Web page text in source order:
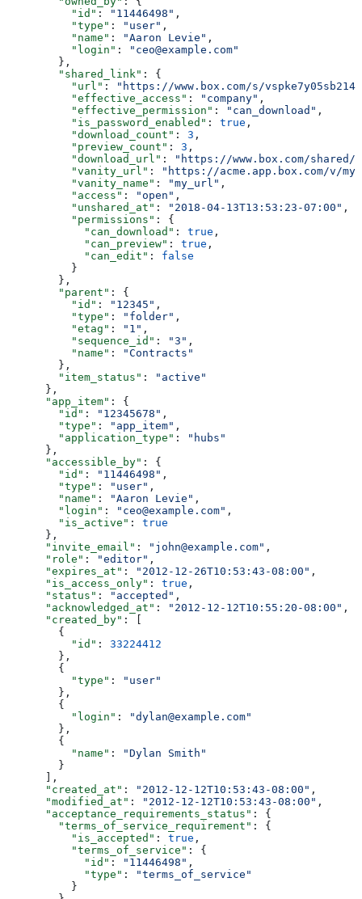
          "id"
: "11446498" ,
          "type"
: "user" ,
          "name"
: "Aaron Levie" ,
          "login"
:
"ceo@example.com"
        },
        "shared_link"
: {
          "url"
:
"https://www.box.com/s/
          "effective_access"
: "company" ,
          "effective_permission"
: "can_download" ,
          "is_password_enabled"
: true ,
          "download_count"
: 3 ,
          "preview_count"
: 3 ,
          "download_url"
:
"https://www.box.com/
          "vanity_url"
:
"https://acme.app.box.com/v/
          "vanity_name"
: "my_url" ,
          "access"
: "open" ,
          "unshared_at"
: "2018-04-13T13:53:23-07:00" ,
          "permissions"
: {
            "can_download"
: true ,
            "can_preview"
: true ,
            "can_edit"
: false
          }
        },
        "parent"
: {
          "id"
: "12345" ,
          "type"
: "folder" ,
          "etag"
: "1" ,
          "sequence_id"
: "3" ,
          "name"
:
"Contracts"
        },
        "item_status"
:
"active"
      },
      "app_item"
: {
        "id"
: "12345678" ,
        "type"
: "app_item" ,
        "application_type"
:
"hubs"
      },
      "accessible_by"
: {
        "id"
: "11446498" ,
        "type"
: "user" ,
        "name"
: "Aaron Levie" ,
        "login"
: "ceo@example.com" ,
        "is_active"
: true
      },
      "invite_email"
: "john@example.com" ,
      "role"
: "editor" ,
      "expires_at"
: "2012-12-26T10:53:43-08:00" ,
      "is_access_only"
: true ,
      "status"
: "accepted" ,
      "acknowledged_at"
: "2012-12-12T10:55:20-08:00" ,
      "created_by"
: [
        {
          "id"
: 33224412
        },
        {
          "type"
:
"user"
        },
        {
          "login"
:
"dylan@example.com"
        },
        {
          "name"
:
"Dylan Smith"
        }
      ],
      "created_at"
: "2012-12-12T10:53:43-08:00" ,
      "modified_at"
: "2012-12-12T10:53:43-08:00" ,
      "acceptance_requirements_status"
: {
        "terms_of_service_requirement"
: {
          "is_accepted"
: true ,
          "terms_of_service"
: {
            "id"
: "11446498" ,
            "type"
:
"terms_of_service"
          }